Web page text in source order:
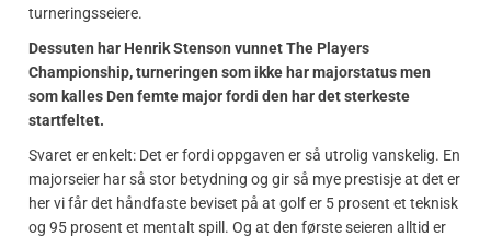
turneringsseiere.
Dessuten har Henrik Stenson vunnet The Players
Championship, turneringen som ikke har majorstatus men
som kalles Den femte major fordi den har det sterkeste
startfeltet.
Svaret er enkelt: Det er fordi oppgaven er så utrolig vanskelig. En
majorseier har så stor betydning og gir så mye prestisje at det er
her vi får det håndfaste beviset på at golf er 5 prosent et teknisk
og 95 prosent et mentalt spill. Og at den første seieren alltid er